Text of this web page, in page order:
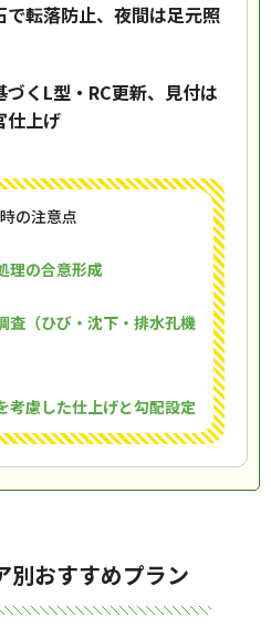
転落防止、夜間は足元照
くL型・RC更新、見付は
仕上げ
の注意点
理の合意形成
査（ひび・沈下・排水孔機
考慮した仕上げと勾配設定
別おすすめプラン